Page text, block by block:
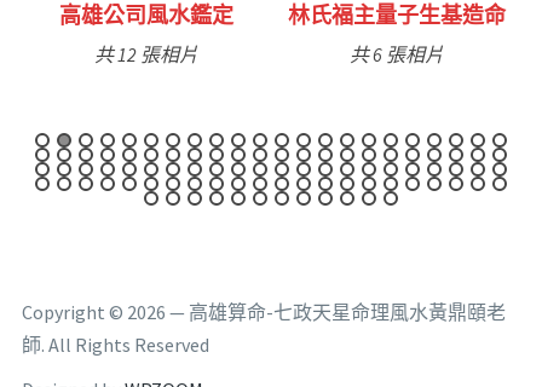
林氏福主量子生基造命
共 6 張相片
台南永康風水鑑定
共 9 張相片
Copyright © 2026 — 高雄算命-七政天星命理風水黃鼎頤老
師. All Rights Reserved